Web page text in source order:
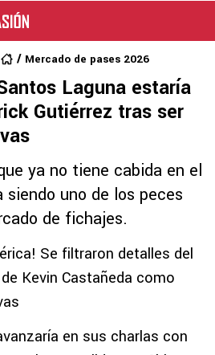
Mercado de pases 2026
Laguna estaría
Gutiérrez tras ser
ya no tiene cabida en el
siendo uno de los peces
de fichajes.
Se filtraron detalles del
Kevin Castañeda como
en sus charlas con